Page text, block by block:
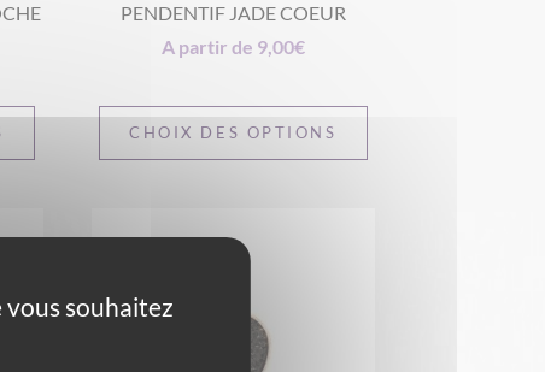
PENDENTIF JADE COEUR
A partir de 9,00€
CHOIX DES OPTIONS
vous souhaitez